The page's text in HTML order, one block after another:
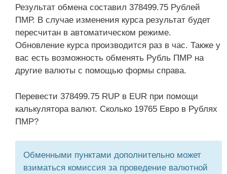
Результат обмена составил 378499.75 Рублей
ПМР. В случае изменения курса результат будет
пересчитан в автоматическом режиме.
Обновление курса производится раз в час. Также у
вас есть возможность обменять Рубль ПМР на
другие валюты с помощью формы справа.
Перевести 378499.75 RUP в EUR при помощи
калькулятора валют. Сколько 19765 Евро в Рублях
ПМР?
Обменными пунктами дополнительно может
взиматься комиссия за проведение валютной